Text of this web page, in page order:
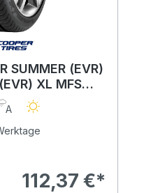
SUMMER (EVR)
XL MFS
A
112,37 €*